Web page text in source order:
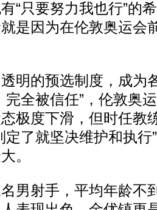
“只要努力我也行”的
是因为在伦敦奥运会
的预选制度，成为
完全被信任”，伦敦奥
极度下滑，但时任教
定了就坚决维护和执行
。
射手，平均年龄不